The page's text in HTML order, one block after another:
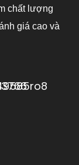
chất lượng
giá cao và